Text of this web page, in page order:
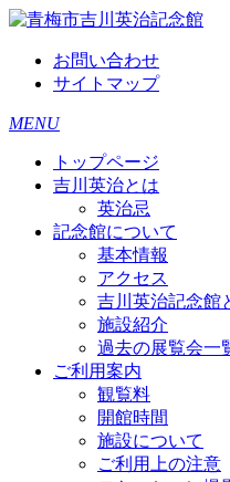
お問い合わせ
サイトマップ
MENU
トップページ
吉川英治とは
英治忌
記念館について
基本情報
アクセス
吉川英治記念館
施設紹介
過去の展覧会一
ご利用案内
観覧料
開館時間
施設について
ご利用上の注意